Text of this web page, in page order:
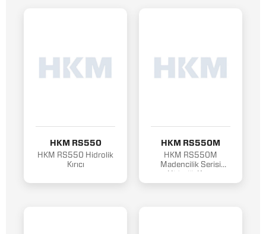
HKM RS550
HKM RS550 Hidrolik
Kırıcı
HKM RS550M
HKM RS550M
Madencilik Serisi